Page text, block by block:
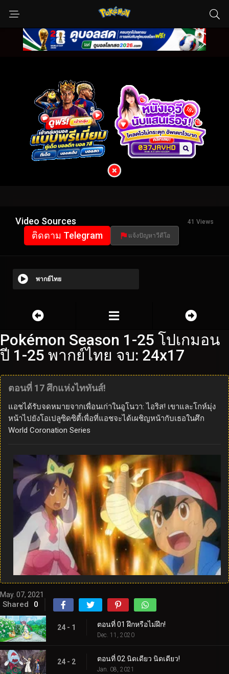
Video Sources 41 Views
ติดตาม Telegram แจ้งปัญหาวีดีโอ
พากย์ไทย
Pokémon Season 1-25 โปเกมอน
ปี 1-25 พากย์ไทย จบ: 24x17
ตอนที่ 17 ศึกแห่งไททันส์!
แอชได้รับจดหมายจากเพื่อนเก่าในอูโนวา: ไอริส! เขาและโกห์มุ่ง
หน้าไปยังโอเปลูซิดซิตี้เพื่อที่แอชจะได้เผชิญหน้ากับเธอในศึก
World Coronation Series
May. 07, 2021
Shared 0
24 - 1 ตอนที่ 01 ฝึกหรือไม่ฝึก!
Dec. 11, 2020
24 - 2 ตอนที่ 02 นิดเดียว นิดเดียว!
Jan. 08, 2021